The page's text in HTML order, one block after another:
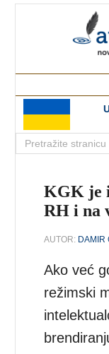
KGK je
RH i na
AUTOR: DAMIR
Ako već
režimski